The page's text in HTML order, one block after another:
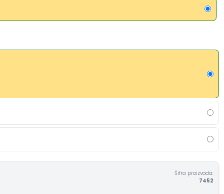
Šifra proizvoda:
7452